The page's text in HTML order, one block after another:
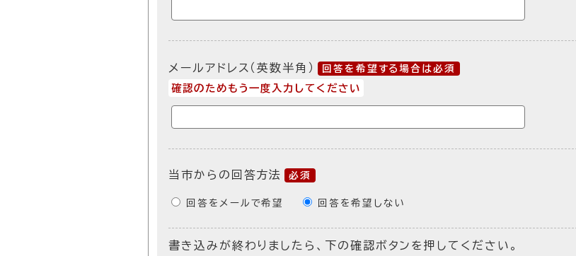
メールアドレス（英数半角） 回答を希望する場合は必須
確認のためもう一度入力してください
当市からの回答方法 必須
回答をメールで希望 回答を希望しない
書き込みが終わりましたら、下の確認ボタンを押してください。